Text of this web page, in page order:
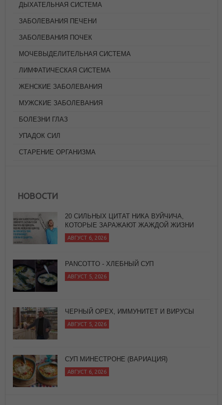
ДЫХАТЕЛЬНАЯ СИСТЕМА
ЗАБОЛЕВАНИЯ ПЕЧЕНИ
ЗАБОЛЕВАНИЯ ПОЧЕК
МОЧЕВЫДЕЛИТЕЛЬНАЯ СИСТЕМА
ЛИМФАТИЧЕСКАЯ СИСТЕМА
ЖЕНСКИЕ ЗАБОЛЕВАНИЯ
МУЖСКИЕ ЗАБОЛЕВАНИЯ
БОЛЕЗНИ ГЛАЗ
УПАДОК СИЛ
СТАРЕНИЕ ОРГАНИЗМА
НОВОСТИ
20 СИЛЬНЫХ ЦИТАТ НИКА ВУЙЧИЧА,
КОТОРЫЕ ЗАРАЖАЮТ ЖАЖДОЙ ЖИЗНИ
АВГУСТ 6, 2026
PANCOTTO - ХЛЕБНЫЙ СУП
АВГУСТ 5, 2026
ЧЕРНЫЙ ОРЕХ, ИММУНИТЕТ И ВИРУСЫ
АВГУСТ 5, 2026
СУП МИНЕСТРОНЕ (ВАРИАЦИЯ)
АВГУСТ 6, 2026